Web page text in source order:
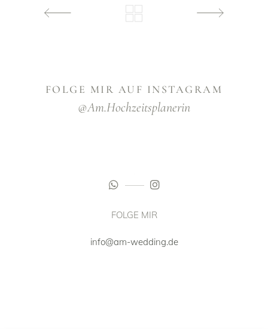
FOLGE MIR AUF INSTAGRAM
@am.hochzeitsplanerin
FOLGE MIR
info@am-wedding.de